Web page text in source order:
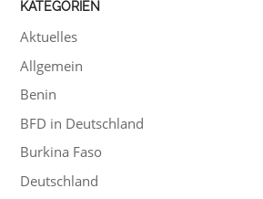
KATEGORIEN
Aktuelles
Allgemein
Benin
BFD in Deutschland
Burkina Faso
Deutschland